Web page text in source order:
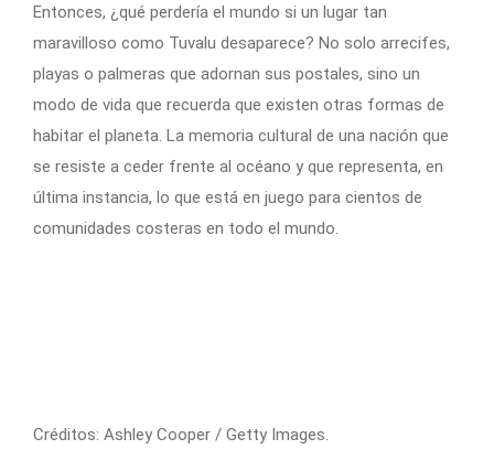
Entonces, ¿qué perdería el mundo si un lugar tan
maravilloso como Tuvalu desaparece? No solo arrecifes,
playas o palmeras que adornan sus postales, sino un
modo de vida que recuerda que existen otras formas de
habitar el planeta. La memoria cultural de una nación que
se resiste a ceder frente al océano y que representa, en
última instancia, lo que está en juego para cientos de
comunidades costeras en todo el mundo.
Créditos: Ashley Cooper / Getty Images.